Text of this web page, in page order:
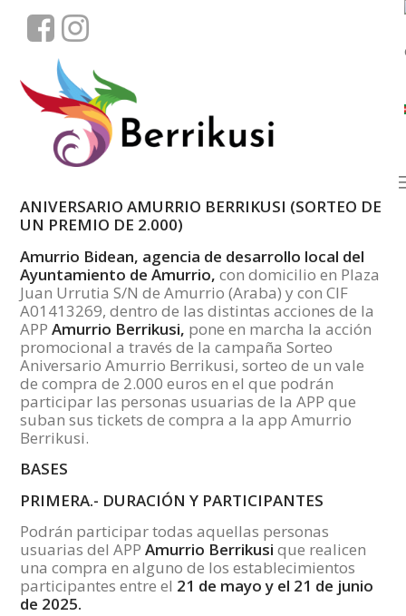
ANIVERSARIO AMURRIO BERRIKUSI (SORTEO DE
UN PREMIO DE 2.000)
Amurrio Bidean, agencia de desarrollo local del
Ayuntamiento de Amurrio,con domicilio en Plaza
Juan Urrutia S/N de Amurrio (Araba) y con CIF
A01413269, dentro de las distintas acciones de la
APPAmurrio Berrikusi, pone en marcha la acción
promocional a través de la campaña Sorteo
Aniversario Amurrio Berrikusi, sorteo de un vale
de compra de 2.000 euros en el que podrán
participar las personas usuarias de la APP que
suban sus tickets de compra a la app Amurrio
Berrikusi.
BASES
PRIMERA.- DURACIÓN Y PARTICIPANTES
Podrán participar todas aquellas personas
usuarias del APPAmurrio Berrikusi que realicen
una compra en alguno de los establecimientos
participantes entre el 21 de mayo y el 21 de junio
de 2025.